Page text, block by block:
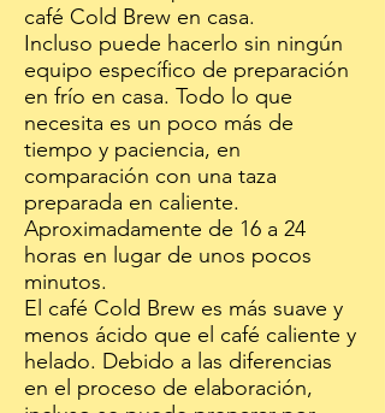
café Cold Brew en casa.
Incluso puede hacerlo sin ningún
equipo específico de preparación
en frío en casa. Todo lo que
necesita es un poco más de
tiempo y paciencia, en
comparación con una taza
preparada en caliente.
Aproximadamente de 16 a 24
horas en lugar de unos pocos
minutos.
El café Cold Brew es más suave y
menos ácido que el café caliente y
helado. Debido a las diferencias
en el proceso de elaboración,